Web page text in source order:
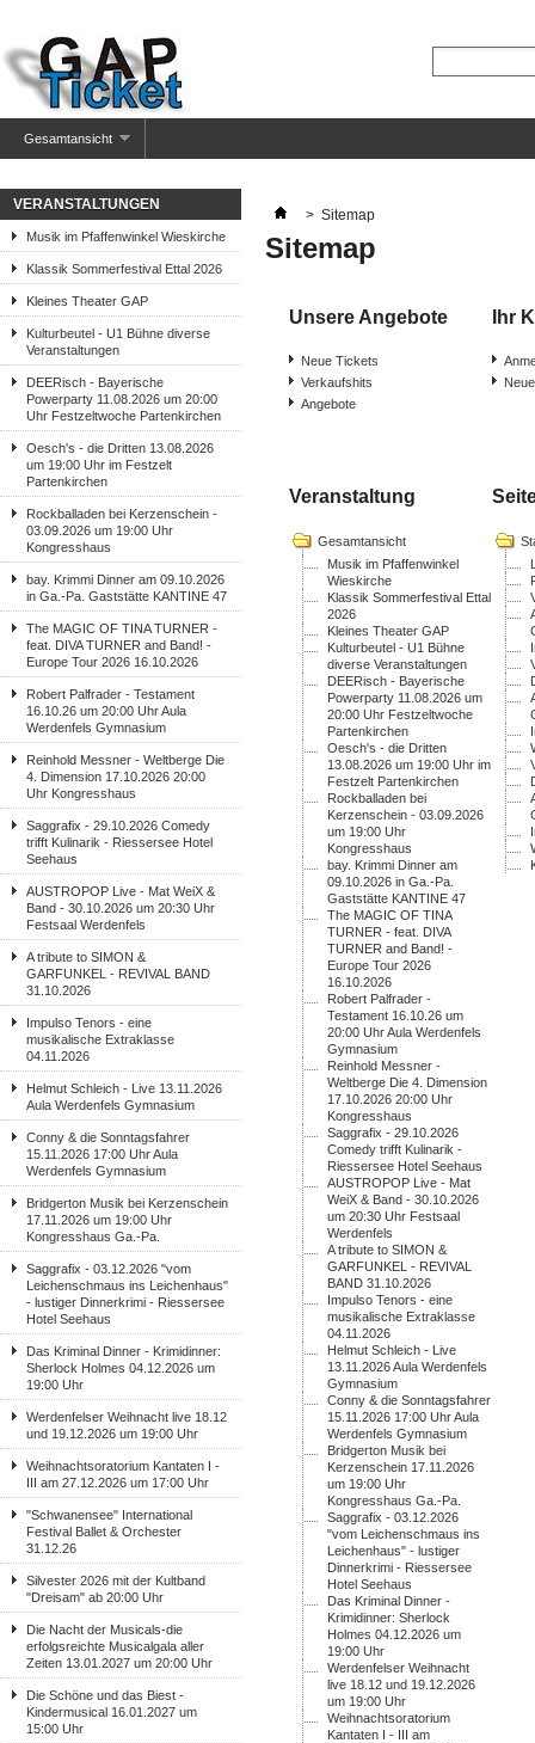
Gesamtansicht
VERANSTALTUNGEN
Musik im Pfaffenwinkel Wieskirche
Klassik Sommerfestival Ettal 2026
Kleines Theater GAP
Kulturbeutel - U1 Bühne diverse
Veranstaltungen
DEERisch - Bayerische
Powerparty 11.08.2026 um 20:00
Uhr Festzeltwoche Partenkirchen
Oesch's - die Dritten 13.08.2026
um 19:00 Uhr im Festzelt
Partenkirchen
Rockballaden bei Kerzenschein -
03.09.2026 um 19:00 Uhr
Kongresshaus
bay. Krimmi Dinner am 09.10.2026
in Ga.-Pa. Gaststätte KANTINE 47
The MAGIC OF TINA TURNER -
feat. DIVA TURNER and Band! -
Europe Tour 2026 16.10.2026
Robert Palfrader - Testament
16.10.26 um 20:00 Uhr Aula
Werdenfels Gymnasium
Reinhold Messner - Weltberge Die
4. Dimension 17.10.2026 20:00
Uhr Kongresshaus
Saggrafix - 29.10.2026 Comedy
trifft Kulinarik - Riessersee Hotel
Seehaus
AUSTROPOP Live - Mat WeiX &
Band - 30.10.2026 um 20:30 Uhr
Festsaal Werdenfels
A tribute to SIMON &
GARFUNKEL - REVIVAL BAND
31.10.2026
Impulso Tenors - eine
musikalische Extraklasse
04.11.2026
Helmut Schleich - Live 13.11.2026
Aula Werdenfels Gymnasium
Conny & die Sonntagsfahrer
15.11.2026 17:00 Uhr Aula
Werdenfels Gymnasium
Bridgerton Musik bei Kerzenschein
17.11.2026 um 19:00 Uhr
Kongresshaus Ga.-Pa.
Saggrafix - 03.12.2026 "vom
Leichenschmaus ins Leichenhaus"
- lustiger Dinnerkrimi - Riessersee
Hotel Seehaus
Das Kriminal Dinner - Krimidinner:
Sherlock Holmes 04.12.2026 um
19:00 Uhr
Werdenfelser Weihnacht live 18.12
und 19.12.2026 um 19:00 Uhr
Weihnachtsoratorium Kantaten I -
III am 27.12.2026 um 17:00 Uhr
"Schwanensee" International
Festival Ballet & Orchester
31.12.26
Silvester 2026 mit der Kultband
"Dreisam" ab 20:00 Uhr
Die Nacht der Musicals-die
erfolgsreichte Musicalgala aller
Zeiten 13.01.2027 um 20:00 Uhr
Die Schöne und das Biest -
Kindermusical 16.01.2027 um
15:00 Uhr
> Sitemap
Sitemap
Unsere Angebote
Neue Tickets
Verkaufshits
Angebote
Ihr
Veranstaltung
Gesamtansicht
Musik im Pfaffenwinkel
Wieskirche
Klassik Sommerfestival Ettal
2026
Kleines Theater GAP
Kulturbeutel - U1 Bühne
diverse Veranstaltungen
DEERisch - Bayerische
Powerparty 11.08.2026 um
20:00 Uhr Festzeltwoche
Partenkirchen
Oesch's - die Dritten
13.08.2026 um 19:00 Uhr im
Festzelt Partenkirchen
Rockballaden bei
Kerzenschein - 03.09.2026
um 19:00 Uhr
Kongresshaus
bay. Krimmi Dinner am
09.10.2026 in Ga.-Pa.
Gaststätte KANTINE 47
The MAGIC OF TINA
TURNER - feat. DIVA
TURNER and Band! -
Europe Tour 2026
16.10.2026
Robert Palfrader -
Testament 16.10.26 um
20:00 Uhr Aula Werdenfels
Gymnasium
Reinhold Messner -
Weltberge Die 4. Dimension
17.10.2026 20:00 Uhr
Kongresshaus
Saggrafix - 29.10.2026
Comedy trifft Kulinarik -
Riessersee Hotel Seehaus
AUSTROPOP Live - Mat
WeiX & Band - 30.10.2026
um 20:30 Uhr Festsaal
Werdenfels
A tribute to SIMON &
GARFUNKEL - REVIVAL
BAND 31.10.2026
Impulso Tenors - eine
musikalische Extraklasse
04.11.2026
Helmut Schleich - Live
13.11.2026 Aula Werdenfels
Gymnasium
Conny & die Sonntagsfahrer
15.11.2026 17:00 Uhr Aula
Werdenfels Gymnasium
Bridgerton Musik bei
Kerzenschein 17.11.2026
um 19:00 Uhr
Kongresshaus Ga.-Pa.
Saggrafix - 03.12.2026
"vom Leichenschmaus ins
Leichenhaus" - lustiger
Dinnerkrimi - Riessersee
Hotel Seehaus
Das Kriminal Dinner -
Krimidinner: Sherlock
Holmes 04.12.2026 um
19:00 Uhr
Werdenfelser Weihnacht
live 18.12 und 19.12.2026
um 19:00 Uhr
Weihnachtsoratorium
Kantaten I - III am